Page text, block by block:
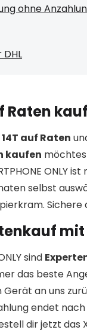
ohne
Raten
auf Raten
kaufen
ONLY
selbst
Sichere
sind
das beste
Gerät an uns
endet
dir jetzt